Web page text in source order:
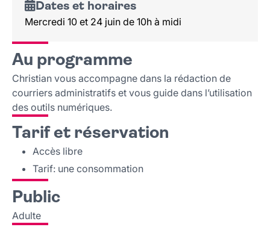
Dates et horaires
Mercredi 10 et 24 juin de 10h à midi
Au programme
Christian vous accompagne dans la rédaction de
courriers administratifs et vous guide dans l’utilisation
des outils numériques.
Tarif et réservation
Accès libre
Tarif: une consommation
Public
Adulte